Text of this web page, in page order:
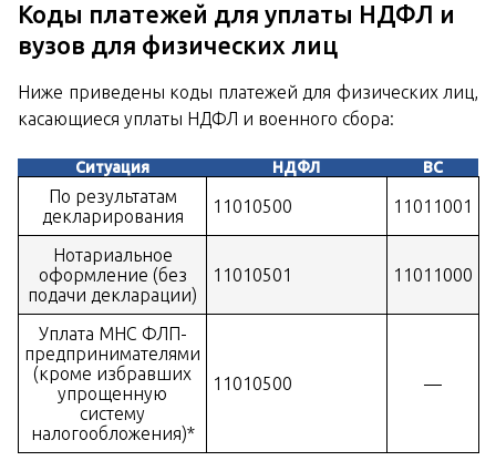
Коды платежей для уплаты НДФЛ и
вузов для физических лиц
Ниже приведены коды платежей для физических лиц,
касающиеся уплаты НДФЛ и военного сбора:
Ситуация НДФЛ ВС
По результатам
декларирования
11010500 11011001
Нотариальное
оформление (без
подачи декларации)
11010501 11011000
Уплата МНС ФЛП-
предпринимателями
(кроме избравших
упрощенную
систему
налогообложения)*
11010500 —